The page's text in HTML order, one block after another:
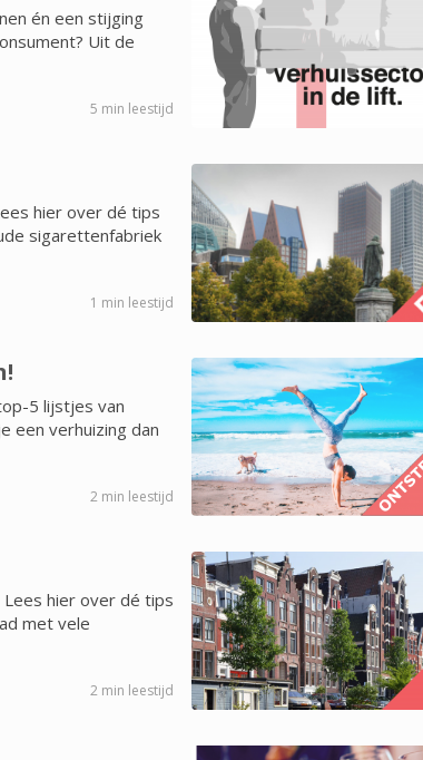
én een stijging
Uit de
5 min leestijd
hier over dé tips
sigarettenfabriek
1 min leestijd
5 lijstjes van
een verhuizing dan
2 min leestijd
hier over dé tips
met vele
2 min leestijd